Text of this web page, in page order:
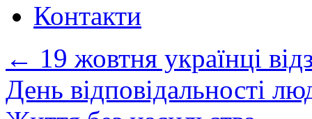
Контакти
← 19 жовтня українці
День відповідальності